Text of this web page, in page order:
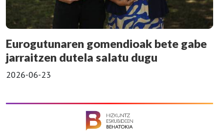
Eurogutunaren gomendioak bete gabe
jarraitzen dutela salatu dugu
2026-06-23